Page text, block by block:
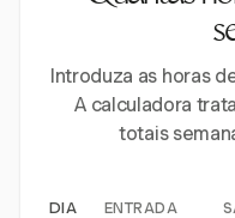
Introduza as horas
A calculadora
totais
DIA ENTRADA